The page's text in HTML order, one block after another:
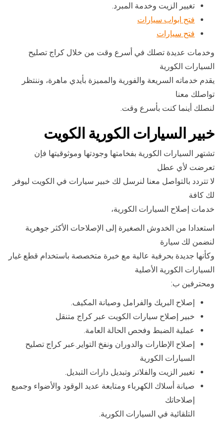
تغيير الزيت وخدمة المبرد.
فتح ابواب سيارات
فتح سيارات
وخدمات عديدة تصلك في أسرع وقت من خلال كراج تصليح
السيارات الكورية
يقدم خدماته السريعة والفورية والمميزة بأيدي ماهرة، وننتظر
تواصلك معنا
لنصلك أينما كنت بأسرع وقت.
خبير السيارات الكورية الكويت
تشتهر السيارات الكورية بفخامتها وجودتها وموثوقيتها فإن
تعرضت لأي عطل
لا تتردد بالتواصل معنا لنرسل لك خبير سيارات في الكويت ليوفر
لك كافة
خدمات إصلاح السيارات الكورية،
استعدادا من الخدوش الصغيرة إلى الإصلاحات الأكثر جوهرية
لنضمن لك سيارة
وكأنها جديدة بحرفية عالية مع خبرة متخصصة باستخدام قطع غيار
السيارات الكورية الأصلية
ومحترفين ب:
إصلاح البريك والفرامل وصيانة المكيف.
خبير إصلاح سيارات الكويت عبر كراج متنقل
عملية الضبط وفحص الحالة العامة.
إصلاح الإطارات والدوران ونفخ التواير.عبر كراج تصليح
السيارات الكورية
تغيير الزيت والفلاتر وتبديل دارات التبديل.
صيانة أسلاك الكهرباء ومتابعة عديد الوقود والأضواء وجميع
إصلاحاتك
التلقائية في السيارات الكورية.